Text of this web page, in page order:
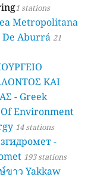
1 stations
Metropolitana
De Aburrá 21
ΚΑΙ
- Greek
Environment
14 stations
-
193 stations
ขาว Yakkaw